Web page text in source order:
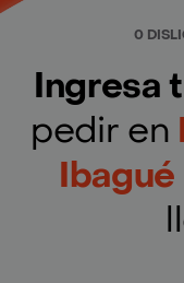
0
Ingresa
pedir en
Ibagué